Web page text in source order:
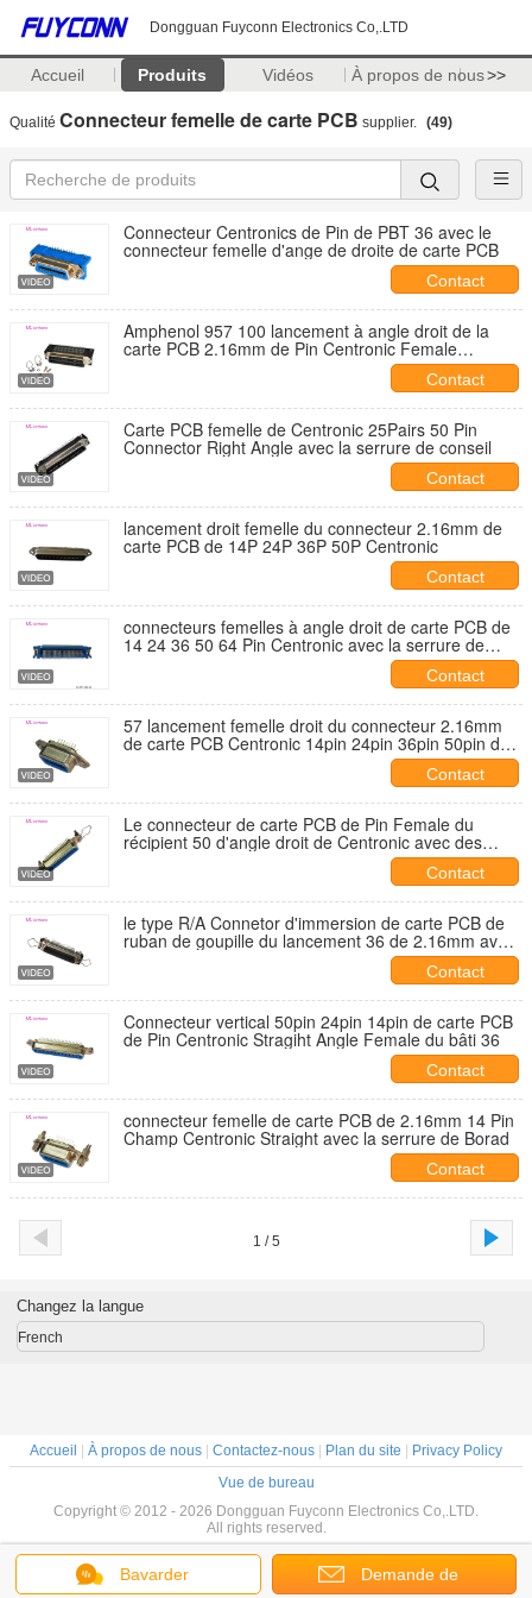
Dongguan Fuyconn Electronics Co,.LTD
Accueil Produits Vidéos À propos de nous>>
Qualité Connecteur femelle de carte PCB supplier. (49)
Connecteur Centronics de Pin de PBT 36 avec le
connecteur femelle d'ange de droite de carte PCB
Contact
Amphenol 957 100 lancement à angle droit de la
carte PCB 2.16mm de Pin Centronic Female
Connector pour le panneau de carte PCB
Contact
Carte PCB femelle de Centronic 25Pairs 50 Pin
Connector Right Angle avec la serrure de conseil
Contact
lancement droit femelle du connecteur 2.16mm de
carte PCB de 14P 24P 36P 50P Centronic
Contact
connecteurs femelles à angle droit de carte PCB de
14 24 36 50 64 Pin Centronic avec la serrure de
Contact
57 lancement femelle droit du connecteur 2.16mm
de carte PCB Centronic 14pin 24pin 36pin 50pin de
Contact
Le connecteur de carte PCB de Pin Female du
récipient 50 d'angle droit de Centronic avec des
Contact
le type R/A Connetor d'immersion de carte PCB de
ruban de goupille du lancement 36 de 2.16mm avec
le verrou de ressort et le conseil ferment à clef
Contact
Connecteur vertical 50pin 24pin 14pin de carte PCB
de Pin Centronic Stragiht Angle Female du bâti 36
Contact
connecteur femelle de carte PCB de 2.16mm 14 Pin
Champ Centronic Straight avec la serrure de Borad
Contact
1 / 5
Bavarder Demande de
Changez la langue
French
Accueil À propos de nous Contactez-nous Plan du site
Privacy Policy
Vue de bureau
Copyright © 2012 - 2026 Dongguan Fuyconn Electronics Co,.LTD.
All rights reserved.